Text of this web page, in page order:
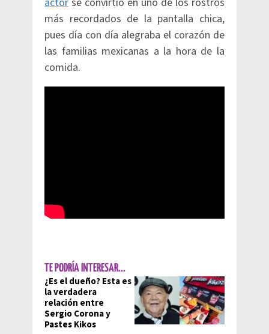
más recordados de la pantalla chica,
pues día con día alegraba el corazón de
las familias mexicanas a la hora de la
comida.
TE PODRÍA INTERESAR...
¿Es el dueño? Esta es
la verdadera
relación entre
Sergio Corona y
Pastes Kikos